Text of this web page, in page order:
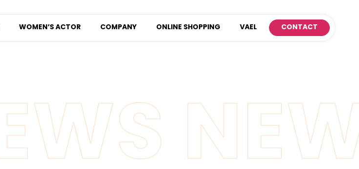
WOMEN’S ACTOR COMPANY ONLINE SHOPPING VAEL CONTACT